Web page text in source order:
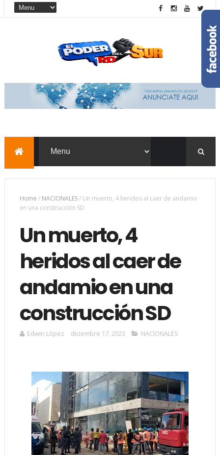
Home / NACIONALES/ Un muerto, 4 heridos al caer de andamio
en una construcción SD
Un muerto, 4
heridos al caer de
andamio en una
construcción SD
Edwin López diciembre 17, 2023 NACIONALES